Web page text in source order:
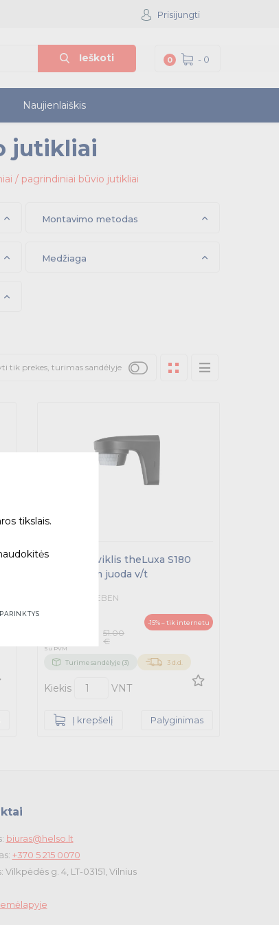
Prisijungti
Ieškoti 0 - 0
Naujienlaiškis
jutikliai
/ pagrindiniai būvio jutikliai
Montavimo metodas
Medžiaga
tik prekes, turimas sandėlyje
Judesio daviklis theLuxa S180
IP55 D=12m juoda v/t
1010506 - THEBEN
51.00
€
-15% – tik internetu
Su PVM
Turime sandėlyje (3) 3 d.d.
Kiekis VNT
Į krepšelį Palyginimas
biuras@helso.lt
+370 5 215 0070
Vilkpėdės g. 4, LT-03151, Vilnius
tikslais.
PARINKTYS